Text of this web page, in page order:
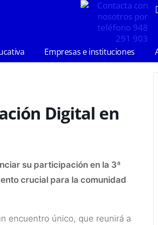
Empresas e instituciones
Digital en
su participación en la 3ª
crucial para la comunidad
encuentro único, que reunirá a